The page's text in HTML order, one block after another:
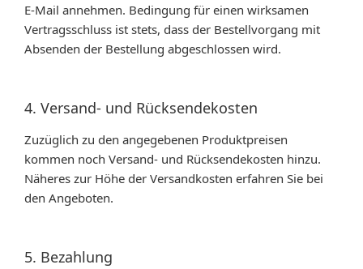
E-Mail annehmen. Bedingung für einen wirksamen
Vertragsschluss ist stets, dass der Bestellvorgang mit
Absenden der Bestellung abgeschlossen wird.
4. Versand- und Rücksendekosten
Zuzüglich zu den angegebenen Produktpreisen
kommen noch Versand- und Rücksendekosten hinzu.
Näheres zur Höhe der Versandkosten erfahren Sie bei
den Angeboten.
5. Bezahlung